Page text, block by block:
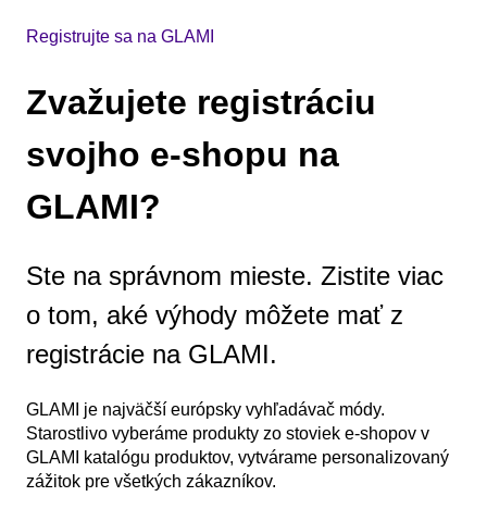
Registrujte sa na GLAMI
Zvažujete registráciu
svojho e-shopu na
GLAMI?
Ste na správnom mieste. Zistite viac
o tom, aké výhody môžete mať z
registrácie na GLAMI.
GLAMI je najväčší európsky vyhľadávač módy.
Starostlivo vyberáme produkty zo stoviek e-shopov v
GLAMI katalógu produktov, vytvárame personalizovaný
zážitok pre všetkých zákazníkov.